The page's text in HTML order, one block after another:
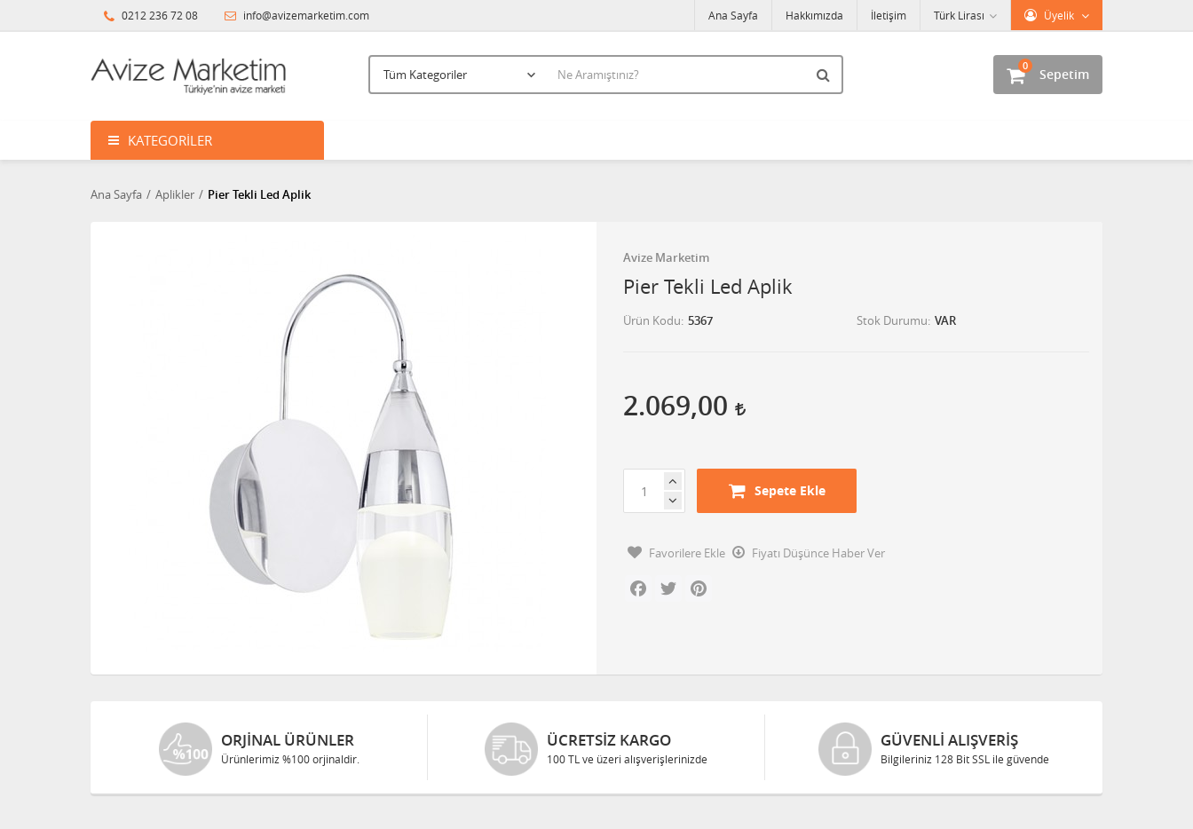
0212 236 72 08 info@avizemarketim.com Üyelik
Türk Lirası
Ana Sayfa Hakkımızda İletişim
Sepetim
0
KATEGORILER
Ana Sayfa Aplikler Pier Tekli Led Aplik
Avize Marketim
Pier Tekli Led Aplik
Ürün Kodu 5367 Stok Durumu VAR
2.069,00
Sepete Ekle
Favorilere Ekle
Fiyatı Düşünce Haber Ver
Facebook
Twitter
ORJINAL ÜRÜNLER
Ürünlerimiz %100 orjinaldir.
ÜCRETSIZ KARGO
100 TL ve üzeri alışverişlerinizde
GÜVENLI ALIŞVERIŞ
Bilgileriniz 128 Bit SSL ile güvende